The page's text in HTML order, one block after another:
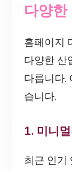
다양한
홈페이지
다양한 산
다릅니다.
습니다.
1. 미니
최근 인기